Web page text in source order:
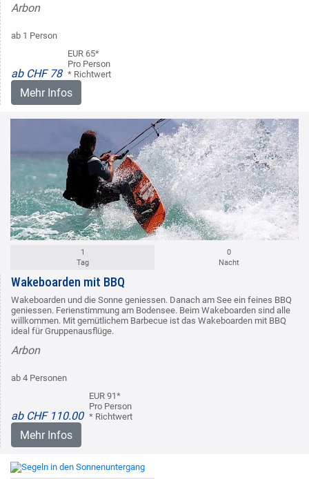
Arbon
ab 1 Person
ab CHF 78
EUR 65*
Pro Person
* Richtwert
Mehr Infos
1
Tag
0
Nacht
Wakeboarden mit BBQ
Wakeboarden und die Sonne geniessen. Danach am See ein feines BBQ
geniessen. Ferienstimmung am Bodensee. Beim Wakeboarden sind alle
willkommen. Mit gemütlichem Barbecue ist das Wakeboarden mit BBQ
ideal für Gruppenausflüge.
Arbon
ab 4 Personen
ab CHF 110.00
EUR 91*
Pro Person
* Richtwert
Mehr Infos